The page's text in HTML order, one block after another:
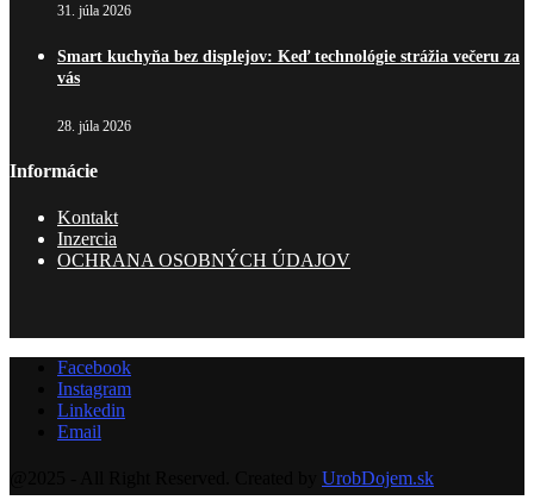
31. júla 2026
Smart kuchyňa bez displejov: Keď technológie strážia večeru za
vás
28. júla 2026
Informácie
Kontakt
Inzercia
OCHRANA OSOBNÝCH ÚDAJOV
Facebook
Instagram
Linkedin
Email
UrobDojem.sk